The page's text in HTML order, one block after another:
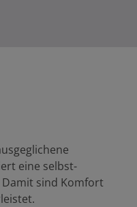
eine selbst-
sind Komfort